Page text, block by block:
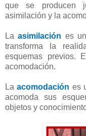
que se producen
asimilación y la
Laasimilación es
transforma la
esquemas previos.
acomodación.
Laacomodación es
acomoda sus
objetos y